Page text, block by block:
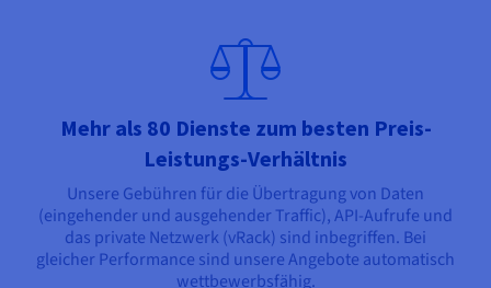
Mehr als 80 Dienste zum besten Preis-
Leistungs-Verhältnis
Unsere Gebühren für die Übertragung von Daten
(eingehender und ausgehender Traffic), API-Aufrufe und
das private Netzwerk (vRack) sind inbegriffen. Bei
gleicher Performance sind unsere Angebote automatisch
wettbewerbsfähig.